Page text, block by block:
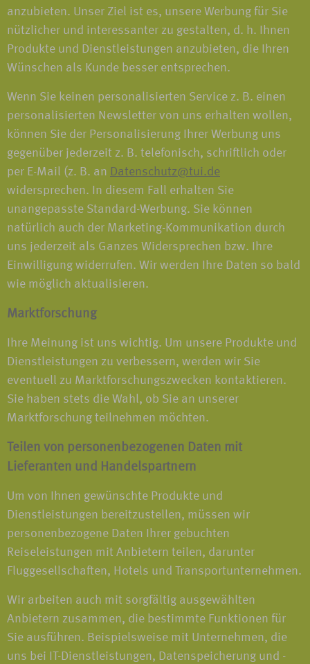
anzubieten. Unser Ziel ist es, unsere Werbung für Sie
nützlicher und interessanter zu gestalten, d. h. Ihnen
Produkte und Dienstleistungen anzubieten, die Ihren
Wünschen als Kunde besser entsprechen.
Wenn Sie keinen personalisierten Service z. B. einen
personalisierten Newsletter von uns erhalten wollen,
können Sie der Personalisierung Ihrer Werbung uns
gegenüber jederzeit z. B. telefonisch, schriftlich oder
per E-Mail (z. B. an Datenschutz@tui.de
widersprechen. In diesem Fall erhalten Sie
unangepasste Standard-Werbung. Sie können
natürlich auch der Marketing-Kommunikation durch
uns jederzeit als Ganzes Widersprechen bzw. Ihre
Einwilligung widerrufen. Wir werden Ihre Daten so bald
wie möglich aktualisieren.
Marktforschung
Ihre Meinung ist uns wichtig. Um unsere Produkte und
Dienstleistungen zu verbessern, werden wir Sie
eventuell zu Marktforschungszwecken kontaktieren.
Sie haben stets die Wahl, ob Sie an unserer
Marktforschung teilnehmen möchten.
Teilen von personenbezogenen Daten mit
Lieferanten und Handelspartnern
Um von Ihnen gewünschte Produkte und
Dienstleistungen bereitzustellen, müssen wir
personenbezogene Daten Ihrer gebuchten
Reiseleistungen mit Anbietern teilen, darunter
Fluggesellschaften, Hotels und Transportunternehmen.
Wir arbeiten auch mit sorgfältig ausgewählten
Anbietern zusammen, die bestimmte Funktionen für
Sie ausführen. Beispielsweise mit Unternehmen, die
uns bei IT-Dienstleistungen, Datenspeicherung und -